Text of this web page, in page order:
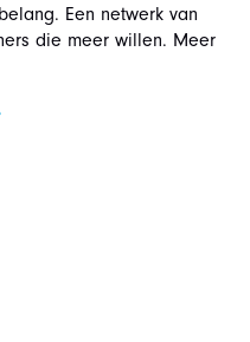
Een netwerk van
die meer willen. Meer